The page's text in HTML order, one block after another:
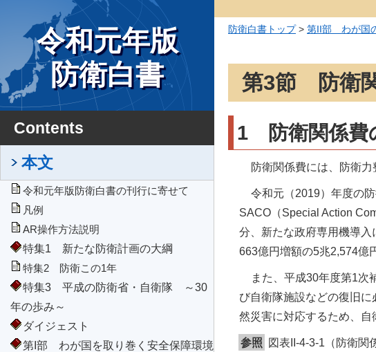
令和元年版
防衛白書
Contents
本文
令和元年版防衛白書の刊行に寄せて
凡例
AR操作方法説明
特集1 新たな防衛計画の大綱
特集2 防衛この1年
特集3 平成の防衛省・自衛隊 ～30
年の歩み～
ダイジェスト
第I部 わが国を取り巻く安全保障環境
防衛白書トップ> 第II部 わが国
第3節 防衛
1 防衛関係費
防衛関係費には、防衛
令和元（2019）年度の
SACO（Special Action
分、新たな政府専用機導
663億円増額の5兆2,574億
また、平成30年度第1次
び自衛隊施設などの復旧
然災害に対応するため、自
参照 図表II-4-3-1（防衛関